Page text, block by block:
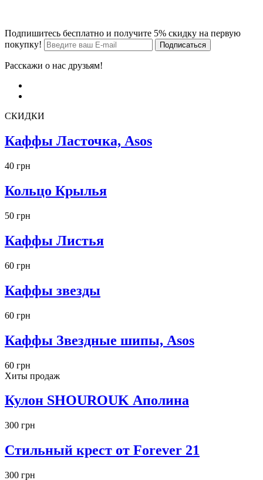
Подпишитесь бесплатно и получите 5% скидку на первую
покупку!
Расскажи о нас друзьям!
СКИДКИ
Каффы Ласточка, Asos
40 грн
Кольцо Крылья
50 грн
Каффы Листья
60 грн
Каффы звезды
60 грн
Каффы Звездные шипы, Asos
60 грн
Хиты продаж
Кулон SHOUROUK Аполина
300 грн
Стильный крест от Forever 21
300 грн